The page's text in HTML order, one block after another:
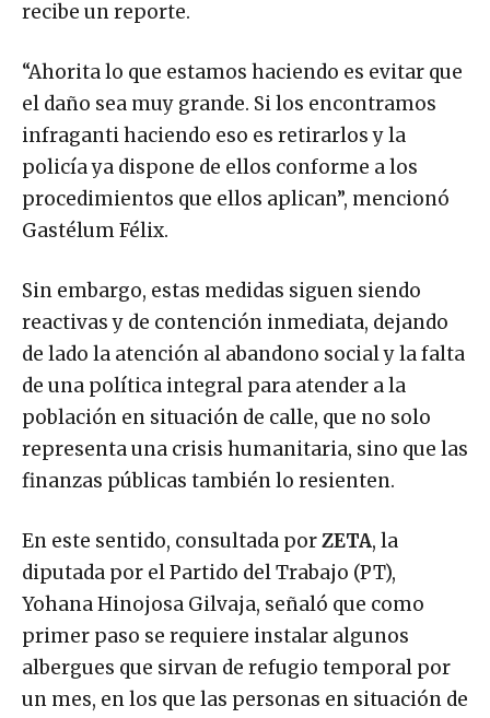
recibe un reporte.
“Ahorita lo que estamos haciendo es evitar que
el daño sea muy grande. Si los encontramos
infraganti haciendo eso es retirarlos y la
policía ya dispone de ellos conforme a los
procedimientos que ellos aplican”, mencionó
Gastélum Félix.
Sin embargo, estas medidas siguen siendo
reactivas y de contención inmediata, dejando
de lado la atención al abandono social y la falta
de una política integral para atender a la
población en situación de calle, que no solo
representa una crisis humanitaria, sino que las
finanzas públicas también lo resienten.
En este sentido, consultada porZETA, la
diputada por el Partido del Trabajo (PT),
Yohana Hinojosa Gilvaja, señaló que como
primer paso se requiere instalar algunos
albergues que sirvan de refugio temporal por
un mes, en los que las personas en situación de